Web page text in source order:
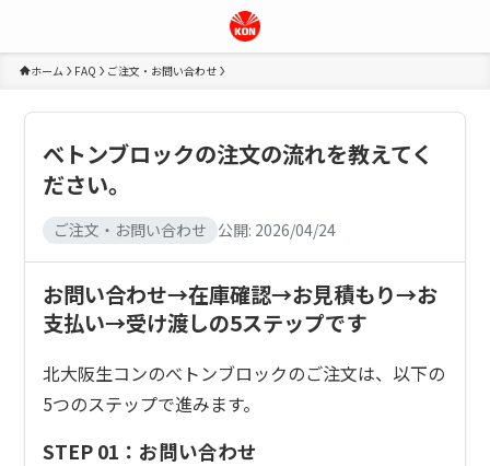
ホーム FAQ ご注文・お問い合わせ
べトンブロックの注文の流れを教えてく
ださい。
ご注文・お問い合わせ 公開: 2026/04/24
お問い合わせ→在庫確認→お見積もり→お
支払い→受け渡しの5ステップです
北大阪生コンのべトンブロックのご注文は、以下の
5つのステップで進みます。
STEP 01：お問い合わせ